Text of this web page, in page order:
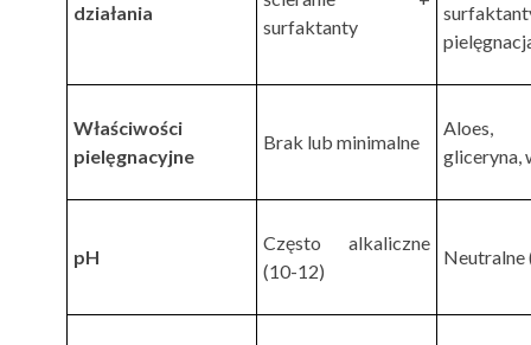
działania
surfaktanty
Właściwości
pielęgnacyjne
Brak lub minimalne
Aloes,
gliceryna,
pH
Często alkaliczne
(10-12)
Neutralne